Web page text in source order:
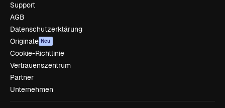
Support
AGB
Datenschutzerklärung
Originale Neu
Cookie-Richtlinie
Vertrauenszentrum
Partner
Unternehmen